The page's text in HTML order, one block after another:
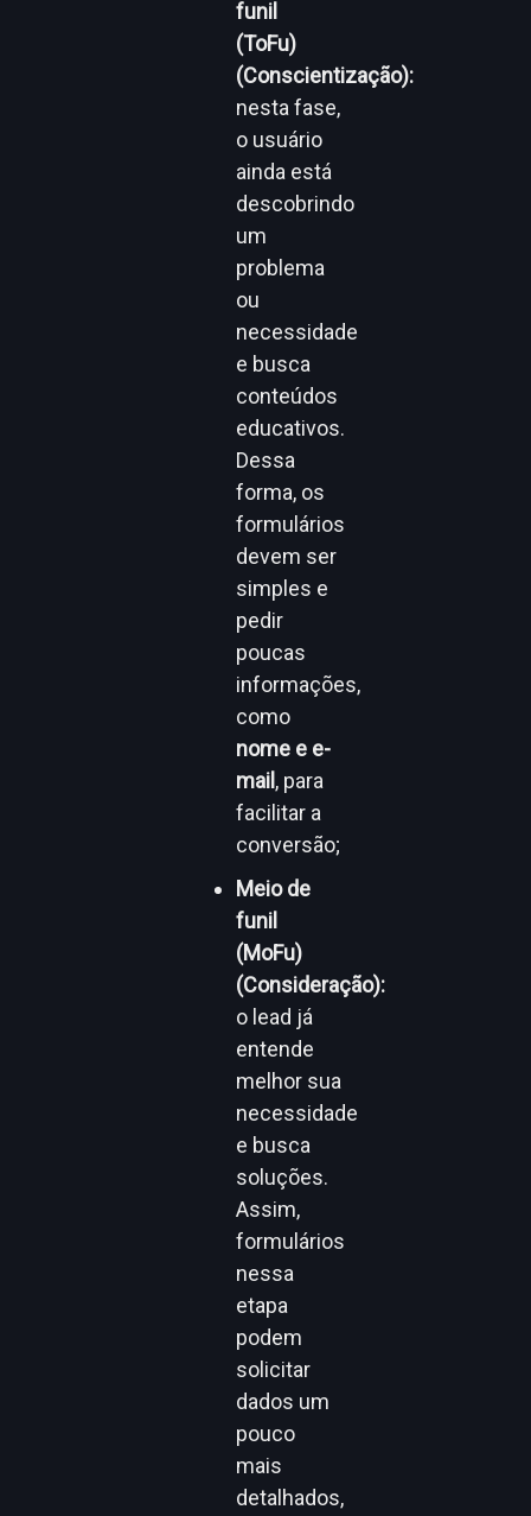
funil
(ToFu)
(Conscientização):
nesta fase,
o usuário
ainda está
descobrindo
um
problema
ou
necessidade
e busca
conteúdos
educativos.
Dessa
forma, os
formulários
devem ser
simples e
pedir
poucas
informações,
como
nome e e-
mail , para
facilitar a
conversão;
Meio de
funil
(MoFu)
(Consideração):
o lead já
entende
melhor sua
necessidade
e busca
soluções.
Assim,
formulários
nessa
etapa
podem
solicitar
dados um
pouco
mais
detalhados,